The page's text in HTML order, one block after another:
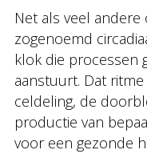
Net als veel
zogenoemd
klok die processen
aanstuurt. Dat
celdeling, de
productie van
voor een gezonde